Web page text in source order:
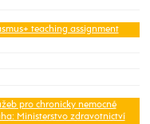
teaching assignment
pro chronicky nemocné
Ministerstvo zdravotnictví